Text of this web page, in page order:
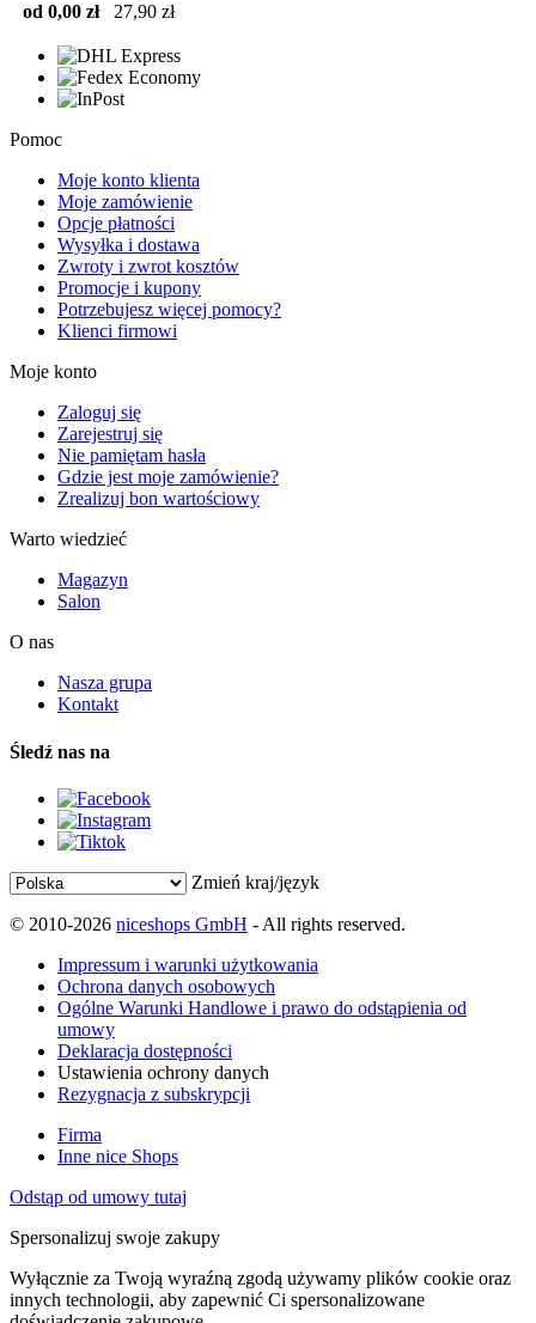
od 0,00 zł
27,90 zł
Pomoc
Moje konto klienta
Moje zamówienie
Opcje płatności
Wysyłka i dostawa
Zwroty i zwrot kosztów
Promocje i kupony
Potrzebujesz więcej pomocy?
Klienci firmowi
Moje konto
Zaloguj się
Zarejestruj się
Nie pamiętam hasła
Gdzie jest moje zamówienie?
Zrealizuj bon wartościowy
Warto wiedzieć
Magazyn
Salon
O nas
Nasza grupa
Kontakt
Śledź nas na
Zmień kraj/język
© 2010-2026 niceshops GmbH - All rights reserved.
Impressum i warunki użytkowania
Ochrona danych osobowych
Ogólne Warunki Handlowe i prawo do odstąpienia od
umowy
Deklaracja dostępności
Ustawienia ochrony danych
Rezygnacja z subskrypcji
Firma
Inne nice Shops
Odstąp od umowy tutaj
Spersonalizuj swoje zakupy
Wyłącznie za Twoją wyraźną zgodą używamy plików cookie oraz
innych technologii, aby zapewnić Ci spersonalizowane